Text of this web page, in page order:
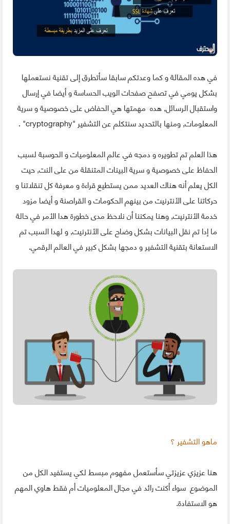
في هده المقالة و كما وعدتكم سابقا سأتطرق إلى تقنية نستعملها
بشكل يومي في تصفح صفحات الويب الحساسة و أيضا في إرسال
واستقبال الرسائل, هده مهمتها هي الحفاض على خصوصية و سرية
المعلومات, ومنها بالتحديد سنتكلم عن التشفير "cryptography" .
هذا العلم تم تطويره و دمجه في عالم المعلوميات و الحوسبة لسبب
الحفاظ على خصوصية و سرية البينات المتنقلة من على النت, حيت
الكل يعلم أنه هناك العديد ممن يستطيع قراءة و معرفة كل تنقلاتنا و
حركاتنا على الأنترنيت من بينهم الحكومات و القراصنة و أيضا مزود
خدمة الأنترنيت, وهنا يمكننا أن نلاحظ مدى خطورة هدا الأمر في حالة
ما إدا تم نقل البيانات بشكل وضاح على الأنترنيت, و لهدا السبب تم
الاستعانة بتقنية التشفير و دمجها بشكل كبير في العالم الرقمي.
ماهو التشفير ؟
هنا عزيزي عزيزتي سأستعمل مفهوم مبسط لكي يستفيد الكل من
الموضوع سواء أكنت رائد في مجال المعلوميات أم فقط هاوي المهم
هو الاستفادة.